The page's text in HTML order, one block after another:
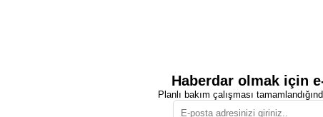
Haberdar olmak için e-
Planlı bakım çalışması